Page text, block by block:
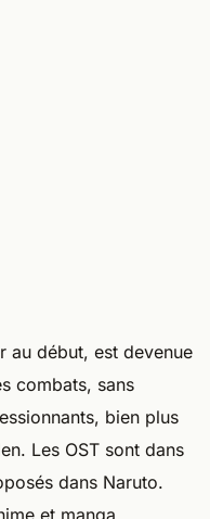
au début, est devenue
combats, sans
bien plus
Les OST sont dans
dans Naruto.
et manga